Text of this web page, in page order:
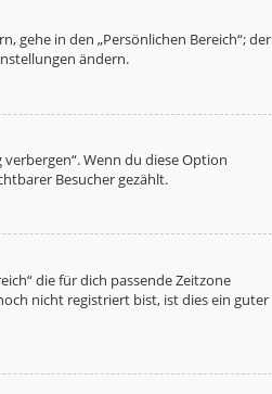
gehe in den „Persönlichen Bereich“; der
ändern.
Wenn du diese Option
Besucher gezählt.
die für dich passende Zeitzone
nicht registriert bist, ist dies ein guter